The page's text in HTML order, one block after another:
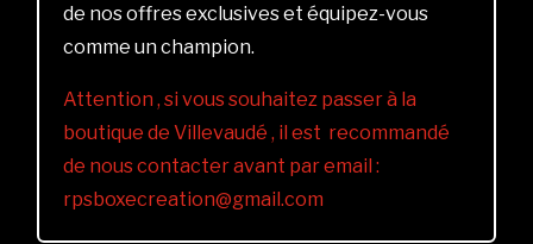
de nos offres exclusives et équipez-vous
comme un champion.
Attention , si vous souhaitez passer à la
boutique de Villevaudé , il est recommandé
de nous contacter avant par email :
rpsboxecreation@gmail.com